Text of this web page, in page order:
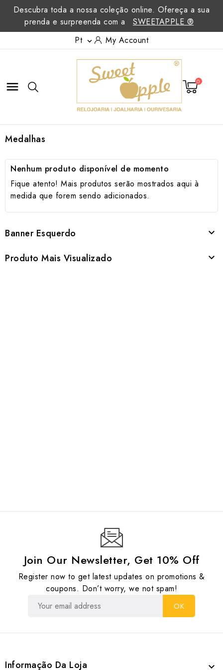
Descubra toda a nossa coleção online. Ofereça a sua
prenda e surpreenda com a
SWEETAPPLE ®
Pt  My Account
 0
Medalhas
Nenhum produto disponível de momento
Fique atento! Mais produtos serão mostrados aqui à
medida que forem sendo adicionados.
Banner Esquerdo 
Produto Mais Visualizado 
Join Our Newsletter, Get 10% Off
Register now to get latest updates on promotions &
coupons. Don’t worry, we not spam!
Informação Da Loja 